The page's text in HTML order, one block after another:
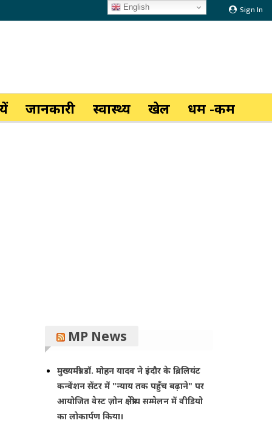
Sign In
जानकारी स्वास्थ्य खेल धर्म -कर्म
MP News
मुख्यमंत्री डॉ. मोहन यादव ने इंदौर के ब्रिलियंट
कन्वेंशन सेंटर में "न्याय तक पहुँच बढ़ाने" पर
आयोजित वेस्ट ज़ोन क्षेत्रीय सम्मेलन में वीडियो
का लोकार्पण किया।
English